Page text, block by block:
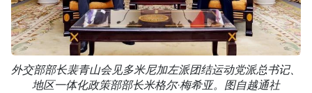
外交部部长裴青山会见多米尼加左派团结运动党派总书记、
地区一体化政策部部长米格尔·梅希亚。图自越通社